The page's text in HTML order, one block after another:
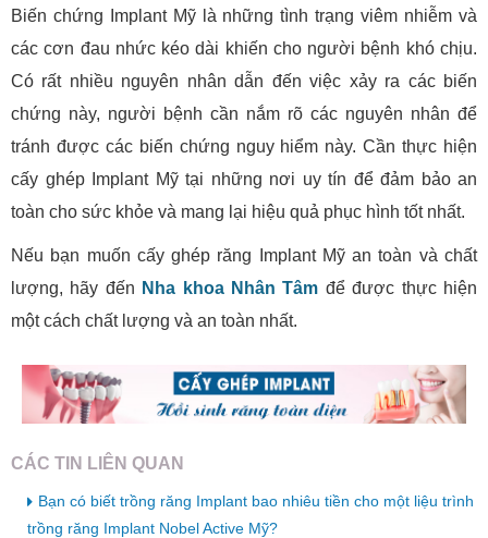
Biến chứng Implant Mỹ là những tình trạng viêm nhiễm và
các cơn đau nhức kéo dài khiến cho người bệnh khó chịu.
Có rất nhiều nguyên nhân dẫn đến việc xảy ra các biến
chứng này, người bệnh cần nắm rõ các nguyên nhân để
tránh được các biến chứng nguy hiểm này. Cần thực hiện
cấy ghép Implant Mỹ tại những nơi uy tín để đảm bảo an
toàn cho sức khỏe và mang lại hiệu quả phục hình tốt nhất.
Nếu bạn muốn cấy ghép răng Implant Mỹ an toàn và chất
lượng, hãy đến Nha khoa Nhân Tâm để được thực hiện
một cách chất lượng và an toàn nhất.
CÁC TIN LIÊN QUAN
Bạn có biết trồng răng Implant bao nhiêu tiền cho một liệu trình
trồng răng Implant Nobel Active Mỹ?